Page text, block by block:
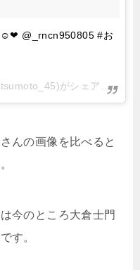
☺︎❤︎ @_rncn950805 #お
がシェアした投稿 –
んの画像を比べると
今のところ大倉士門
す。